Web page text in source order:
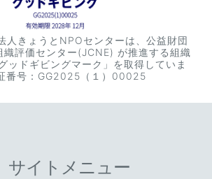
人きょうとNPOセンターは、公益財団
織評価センター(JCNE) が推進する組織
ッドギビングマーク」を取得していま
番号：GG2025（１）00025
サイトメニュー